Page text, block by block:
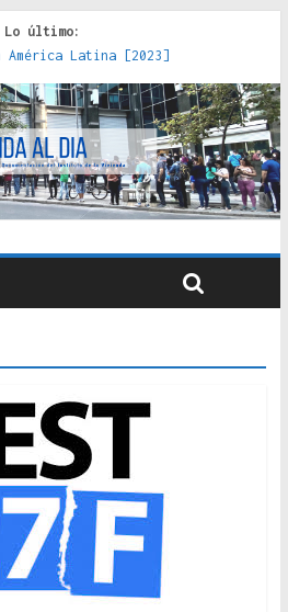
Lo último:
América Latina [2023]
de los Estados :
[2022]
con el acero : hacia una teoría
[2020]
vivienda adecuada [2019]
Caja del Seguro Obrero en
emblemático [2014]